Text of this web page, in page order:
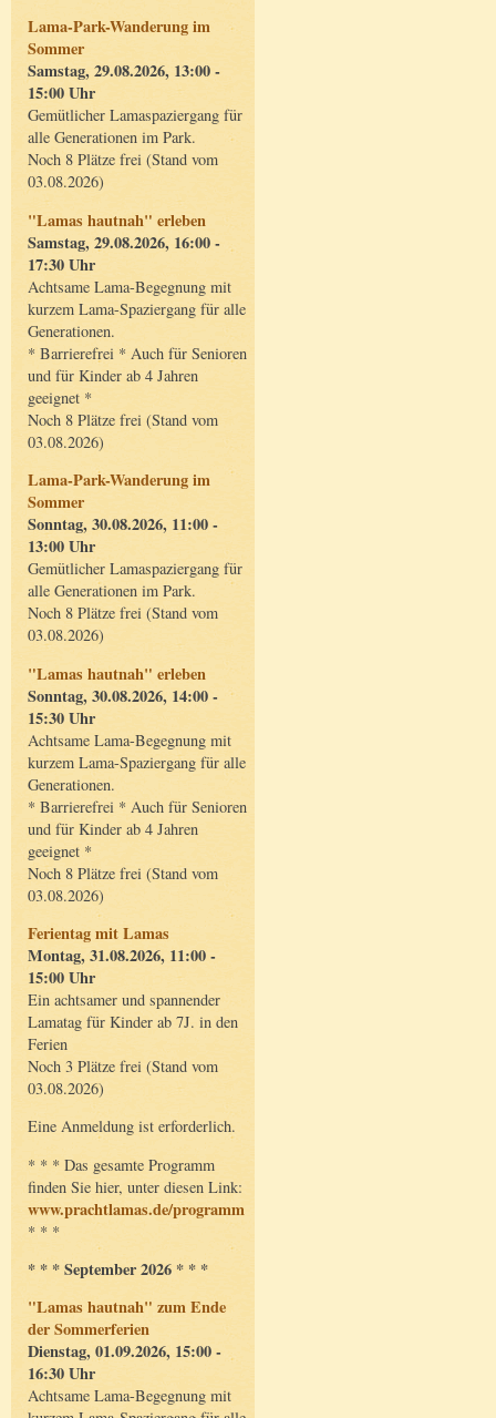
Lama-Park-Wanderung im
Sommer
Samstag, 29.08.2026, 13:00 -
15:00 Uhr
Gemütlicher Lamaspaziergang für
alle Generationen im Park.
Noch 8 Plätze frei (Stand vom
03.08.2026)
"Lamas hautnah" erleben
Samstag, 29.08.2026, 16:00 -
17:30 Uhr
Achtsame Lama-Begegnung mit
kurzem Lama-Spaziergang für alle
Generationen.
* Barrierefrei * Auch für Senioren
und für Kinder ab 4 Jahren
geeignet *
Noch 8 Plätze frei (Stand vom
03.08.2026)
Lama-Park-Wanderung im
Sommer
Sonntag, 30.08.2026, 11:00 -
13:00 Uhr
Gemütlicher Lamaspaziergang für
alle Generationen im Park.
Noch 8 Plätze frei (Stand vom
03.08.2026)
"Lamas hautnah" erleben
Sonntag, 30.08.2026, 14:00 -
15:30 Uhr
Achtsame Lama-Begegnung mit
kurzem Lama-Spaziergang für alle
Generationen.
* Barrierefrei * Auch für Senioren
und für Kinder ab 4 Jahren
geeignet *
Noch 8 Plätze frei (Stand vom
03.08.2026)
Ferientag mit Lamas
Montag, 31.08.2026, 11:00 -
15:00 Uhr
Ein achtsamer und spannender
Lamatag für Kinder ab 7J. in den
Ferien
Noch 3 Plätze frei (Stand vom
03.08.2026)
Eine Anmeldung ist erforderlich.
* * * Das gesamte Programm
finden Sie hier, unter diesen Link:
www.prachtlamas.de/programm
* * *
* * * September 2026 * * *
"Lamas hautnah" zum Ende
der Sommerferien
Dienstag, 01.09.2026, 15:00 -
16:30 Uhr
Achtsame Lama-Begegnung mit